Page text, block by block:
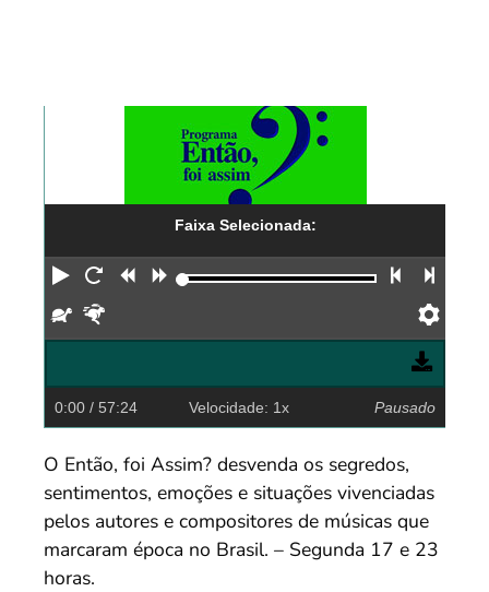
Faixa Selecionada:
Reproduzir
Reiniciar
Retroceder
Avançar Faixa
Devagar
0:00 / 57:24 Velocidade: 1x Pausado
O Então, foi Assim? desvenda os segredos,
sentimentos, emoções e situações vivenciadas
pelos autores e compositores de músicas que
marcaram época no Brasil. – Segunda 17 e 23
horas.